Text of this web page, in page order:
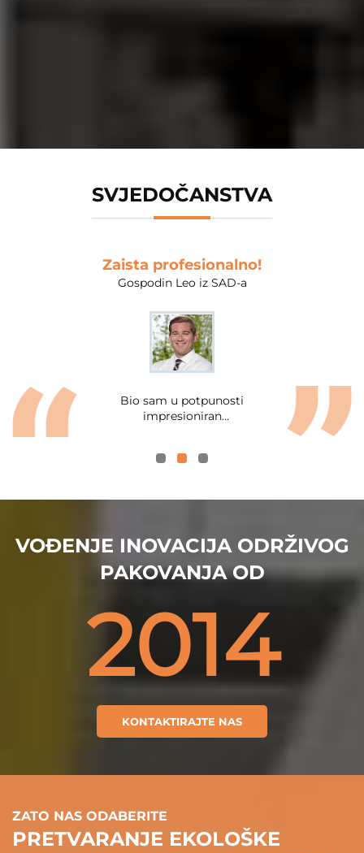
SVJEDOČANSTVA
Zaista profesionalno!
Gospodin Leo iz SAD-a
Bio sam u potpunosti
impresioniran
POLYFAVO-a. Chuck i Crystal
Vrlo prikladno za
Gospođa Fionna iz
Cijenim njihovo radno
vrijeme, koje su vrlo
pogodne za mene koji
gužvu
VOĐENJE INOVACIJA ODRŽIVOG
PAKOVANJA OD
2014
KONTAKTIRAJTE NAS
ZATO NAS ODABERITE
PRETVARANJE EKOLOŠKE